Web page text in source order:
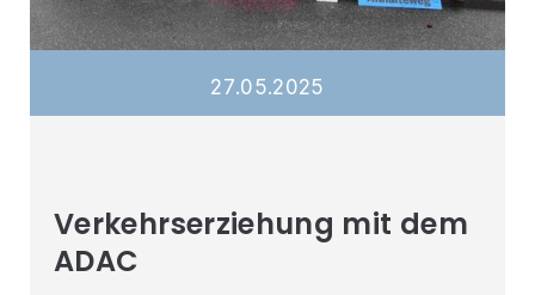
27.05.2025
Verkehrserziehung mit dem
ADAC